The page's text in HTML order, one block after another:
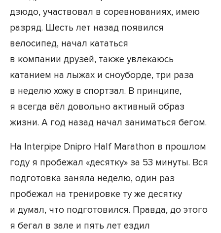
дзюдо, участвовал в соревнованиях, имею
разряд. Шесть лет назад появился
велосипед, начал кататься
в компании друзей, также увлекаюсь
катанием на лыжах и сноуборде, три раза
в неделю хожу в спортзал. В принципе,
я всегда вёл довольно активный образ
жизни. А год назад начал заниматься бегом.
На Interpipe Dnipro Half Marathon в прошлом
году я пробежал «десятку» за 53 минуты. Вся
подготовка заняла неделю, один раз
пробежал на тренировке ту же десятку
и думал, что подготовился. Правда, до этого
я бегал в зале и пять лет ездил